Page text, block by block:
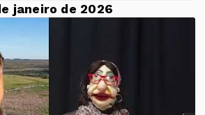
janeiro de 2026